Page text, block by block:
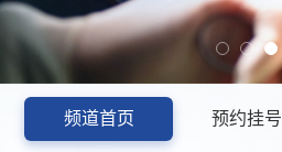
频道首页 预约挂号